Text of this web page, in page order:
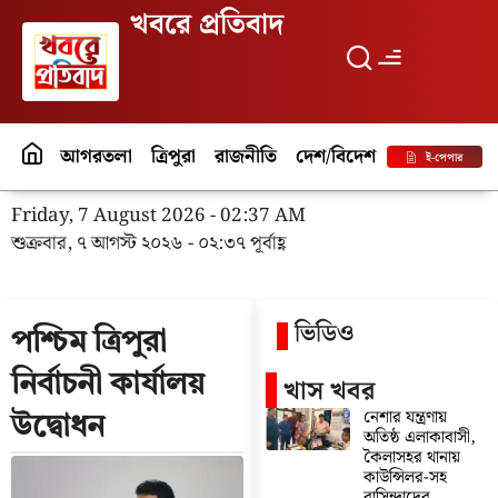
খবরে প্রতিবাদ
আগরতলা ত্রিপুরা রাজনীতি দেশ/বিদেশ পর্যটনই-পেপার
Friday, 7 August 2026 - 02:37 AM
শুক্রবার, ৭ আগস্ট ২০২৬ - ০২:৩৭ পূর্বাহ্ণ
পশ্চিম ত্রিপুরা
নির্বাচনী কার্যালয়
উদ্বোধন
ভিডিও
খাস খবর
নেশার যন্ত্রণায়
অতিষ্ঠ এলাকাবাসী,
কৈলাসহর থানায়
কাউন্সিলর-সহ